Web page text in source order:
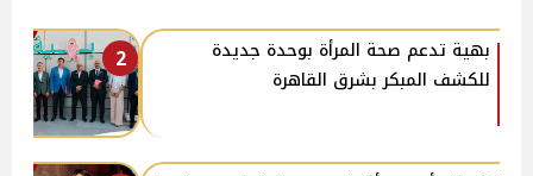
2
بهية تدعم صحة المرأة بوحدة جديدة
للكشف المبكر بشرق القاهرة